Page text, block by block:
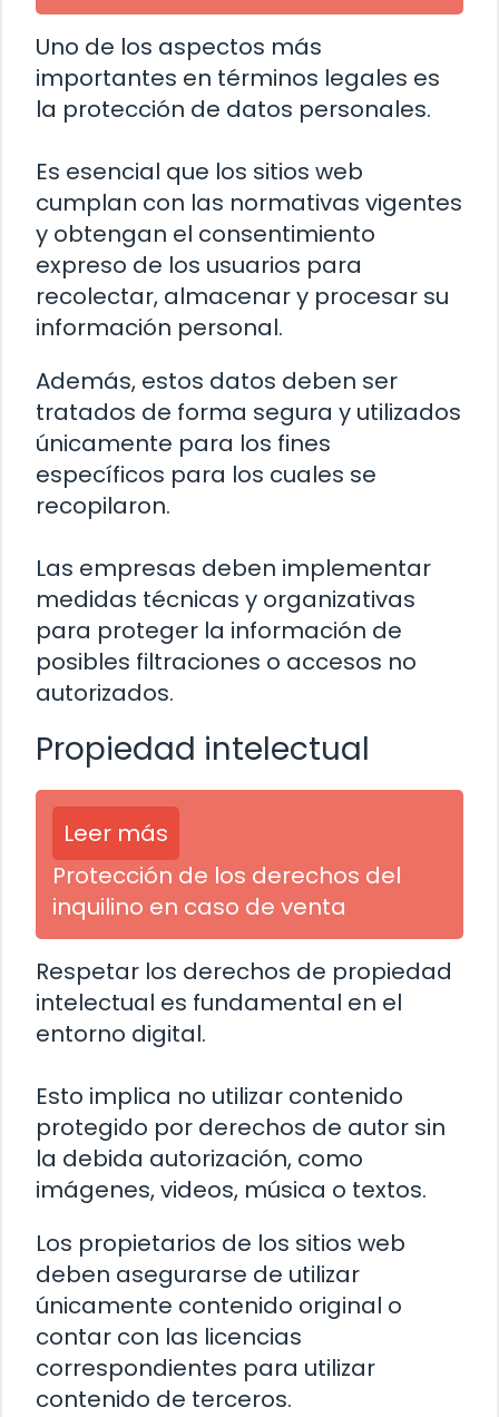
Uno de los aspectos más
importantes en términos legales es
la protección de datos personales.
Es esencial que los sitios web
cumplan con las normativas vigentes
y obtengan el consentimiento
expreso de los usuarios para
recolectar, almacenar y procesar su
información personal.
Además, estos datos deben ser
tratados de forma segura y utilizados
únicamente para los fines
específicos para los cuales se
recopilaron.
Las empresas deben implementar
medidas técnicas y organizativas
para proteger la información de
posibles filtraciones o accesos no
autorizados.
Propiedad intelectual
Leer más
Protección de los derechos del
inquilino en caso de venta
Respetar los derechos de propiedad
intelectual es fundamental en el
entorno digital.
Esto implica no utilizar contenido
protegido por derechos de autor sin
la debida autorización, como
imágenes, videos, música o textos.
Los propietarios de los sitios web
deben asegurarse de utilizar
únicamente contenido original o
contar con las licencias
correspondientes para utilizar
contenido de terceros.